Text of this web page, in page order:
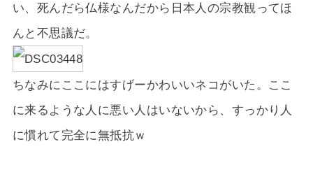
い、死んだら仏様なんだから日本人の宗教観ってほ
んと不思議だ。
ちなみにここにはすげーかわいいネコがいた。ここ
に来るような人に悪い人はいないから、すっかり人
に慣れて完全に無抵抗ｗ